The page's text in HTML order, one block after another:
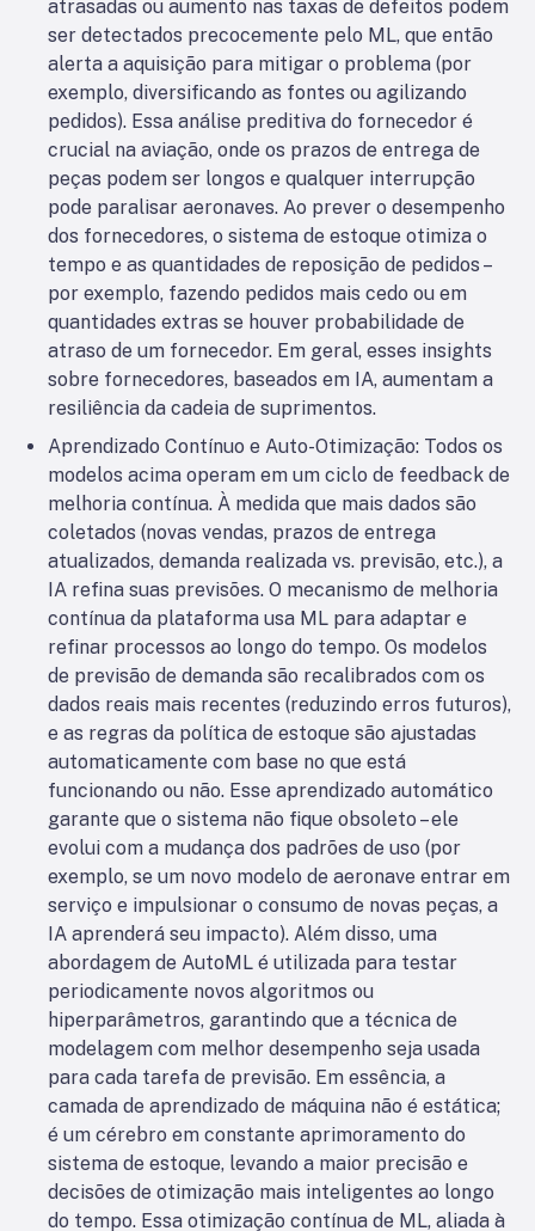
atrasadas ou aumento nas taxas de defeitos podem
ser detectados precocemente pelo ML, que então
alerta a aquisição para mitigar o problema (por
exemplo, diversificando as fontes ou agilizando
pedidos). Essa análise preditiva do fornecedor é
crucial na aviação, onde os prazos de entrega de
peças podem ser longos e qualquer interrupção
pode paralisar aeronaves. Ao prever o desempenho
dos fornecedores, o sistema de estoque otimiza o
tempo e as quantidades de reposição de pedidos –
por exemplo, fazendo pedidos mais cedo ou em
quantidades extras se houver probabilidade de
atraso de um fornecedor. Em geral, esses insights
sobre fornecedores, baseados em IA, aumentam a
resiliência da cadeia de suprimentos.
Aprendizado Contínuo e Auto-Otimização: Todos os
modelos acima operam em um ciclo de feedback de
melhoria contínua. À medida que mais dados são
coletados (novas vendas, prazos de entrega
atualizados, demanda realizada vs. previsão, etc.), a
IA refina suas previsões. O mecanismo de melhoria
contínua da plataforma usa ML para adaptar e
refinar processos ao longo do tempo. Os modelos
de previsão de demanda são recalibrados com os
dados reais mais recentes (reduzindo erros futuros),
e as regras da política de estoque são ajustadas
automaticamente com base no que está
funcionando ou não. Esse aprendizado automático
garante que o sistema não fique obsoleto – ele
evolui com a mudança dos padrões de uso (por
exemplo, se um novo modelo de aeronave entrar em
serviço e impulsionar o consumo de novas peças, a
IA aprenderá seu impacto). Além disso, uma
abordagem de AutoML é utilizada para testar
periodicamente novos algoritmos ou
hiperparâmetros, garantindo que a técnica de
modelagem com melhor desempenho seja usada
para cada tarefa de previsão. Em essência, a
camada de aprendizado de máquina não é estática;
é um cérebro em constante aprimoramento do
sistema de estoque, levando a maior precisão e
decisões de otimização mais inteligentes ao longo
do tempo. Essa otimização contínua de ML, aliada à